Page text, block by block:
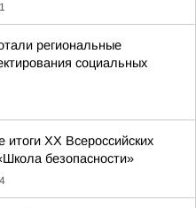
региональные
социальных
XX Всероссийских
безопасности»